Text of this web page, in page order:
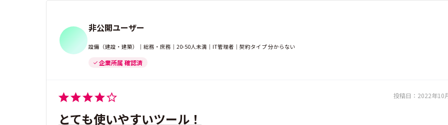
非公開ユーザー
設備（建設・建築）｜総務・庶務｜20-50人未満｜IT管理者｜契約タイプ 分からない
企業所属 確認済
投稿日： 2022年10
とても使いやすいツール！